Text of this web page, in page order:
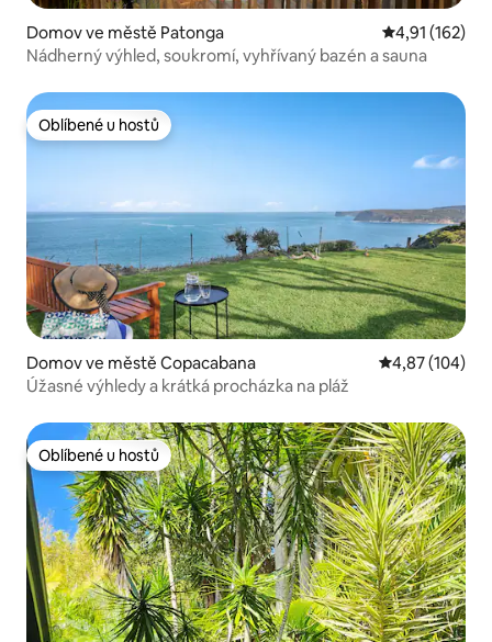
Domov ve městě Patonga Průměrné
4,91 (162)
Nádherný výhled, soukromí, vyhřívaný bazén a sauna
Oblíbené u hostů
Oblíbené u hostů
Domov ve městě Copacabana Průměrné
4,87 (104)
Úžasné výhledy a krátká procházka na pláž
Oblíbené u hostů
Oblíbené u hostů